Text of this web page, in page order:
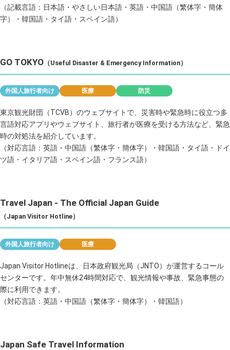
（記載言語：日本語・やさしい日本語・英語・中国語（繁体字・簡体
字）・韓国語・タイ語・スペイン語）
GO TOKYO （Useful Disaster & Emergency Information）
外国人旅行者向け 医療 防災
東京観光財団（TCVB）のウェブサイトで、災害時や緊急時に役立つ多
言語対応アプリやウェブサイト、旅行者が医療を受ける方法など、緊急
時の対処法を紹介しています。
（対応言語：英語・中国語（繁体字・簡体字）・韓国語・タイ語・ドイ
ツ語・イタリア語・スペイン語・フランス語）
Travel Japan - The Official Japan Guide
（Japan Visitor Hotline）
外国人旅行者向け 医療
Japan Visitor Hotlineは、日本政府観光局（JNTO）が運営するコール
センターです。年中無休24時間対応で、観光情報や事故、緊急事態の
際に利用できます。
（対応言語：英語・中国語（繁体字・簡体字）・韓国語）
Japan Safe Travel Information